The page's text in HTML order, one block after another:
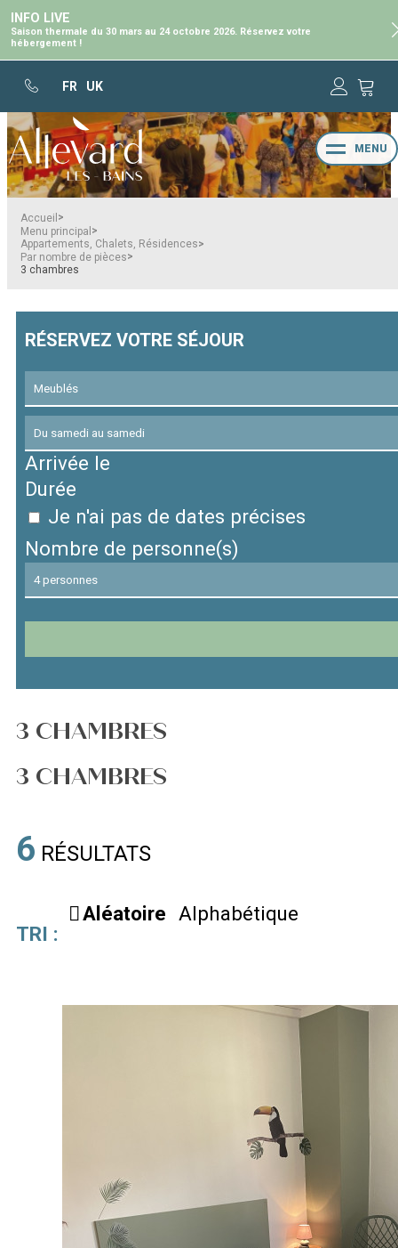
INFO LIVE
Saison thermale du 30 mars au 24 octobre 2026. Réservez votre
hébergement !
FR UK
MENU
Accueil >
Menu principal >
Appartements, Chalets, Résidences>
Par nombre de pièces>
3 chambres
RÉSERVEZ VOTRE SÉJOUR
Arrivée le
Durée
Je n'ai pas de dates précises
Nombre de personne(s)
3 CHAMBRES
3 CHAMBRES
6 RÉSULTATS
TRI :
Aléatoire Alphabétique